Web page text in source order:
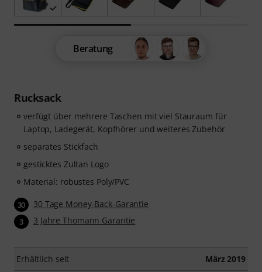
Rucksack
verfügt über mehrere Taschen mit viel Stauraum für
Laptop, Ladegerät, Kopfhörer und weiteres Zubehör
separates Stickfach
gesticktes Zultan Logo
Material: robustes Poly/PVC
30 30 Tage Money-Back-Garantie
3 3 Jahre Thomann Garantie
Erhältlich seit März 2019
Beratung